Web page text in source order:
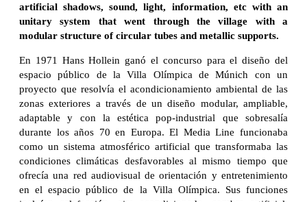
artificial shadows, sound, light, information, etc with an
unitary system that went through the village with a
modular structure of circular tubes and metallic supports.
En 1971 Hans Hollein ganó el concurso para el diseño del
espacio público de la Villa Olímpica de Múnich con un
proyecto que resolvía el acondicionamiento ambiental de las
zonas exteriores a través de un diseño modular, ampliable,
adaptable y con la estética pop-industrial que sobresalía
durante los años 70 en Europa. El Media Line funcionaba
como un sistema atmosférico artificial que transformaba las
condiciones climáticas desfavorables al mismo tiempo que
ofrecía una red audiovisual de orientación y entretenimiento
en el espacio público de la Villa Olímpica. Sus funciones